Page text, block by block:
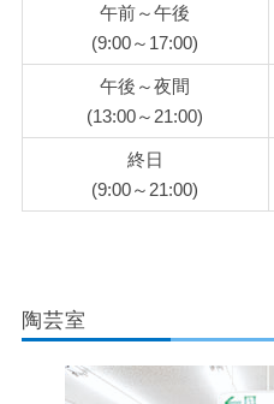
午前～午後
(9:00～17:00)
午後～夜間
(13:00～21:00)
終日
(9:00～21:00)
陶芸室